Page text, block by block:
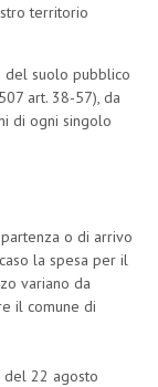
territorio
del suolo pubblico
art. 38-57), da
di ogni singolo
o di arrivo
la spesa per il
variano da
il comune di
del 22 agosto